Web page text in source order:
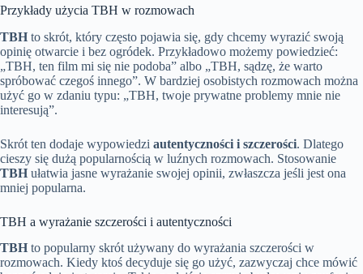
Przykłady użycia TBH w rozmowach
TBH to skrót, który często pojawia się, gdy chcemy wyrazić swoją
opinię otwarcie i bez ogródek. Przykładowo możemy powiedzieć:
„TBH, ten film mi się nie podoba” albo „TBH, sądzę, że warto
spróbować czegoś innego”. W bardziej osobistych rozmowach można
użyć go w zdaniu typu: „TBH, twoje prywatne problemy mnie nie
interesują”.
Skrót ten dodaje wypowiedzi autentyczności i szczerości. Dlatego
cieszy się dużą popularnością w luźnych rozmowach. Stosowanie
TBH ułatwia jasne wyrażanie swojej opinii, zwłaszcza jeśli jest ona
mniej popularna.
TBH a wyrażanie szczerości i autentyczności
TBH to popularny skrót używany do wyrażania szczerości w
rozmowach. Kiedy ktoś decyduje się go użyć, zazwyczaj chce mówić